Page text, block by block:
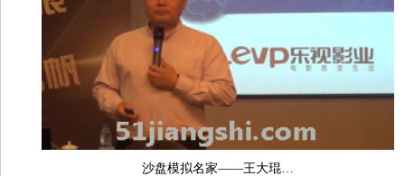
沙盘模拟名家——王大琨…